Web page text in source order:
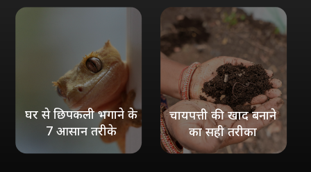
घर से छिपकली भगाने के
7 आसान तरीके
चायपत्ती की खाद बनाने
का सही तरीका